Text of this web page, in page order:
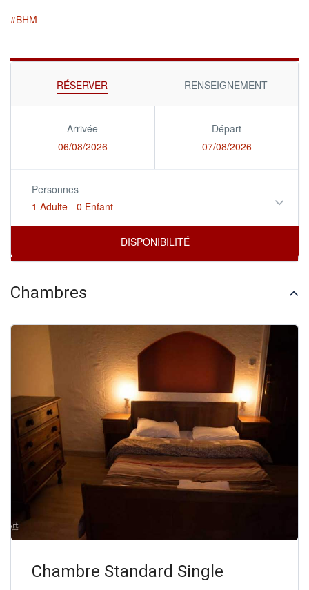
#BHM
RÉSERVER RENSEIGNEMENT
Arrivée
06/08/2026
Départ
07/08/2026
Personnes
1 Adulte - 0 Enfant
Chambres
Chambre Standard Single